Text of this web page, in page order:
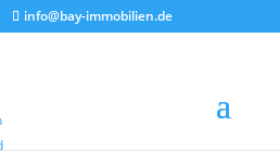
info@bay-immobilien.de
2, 2026